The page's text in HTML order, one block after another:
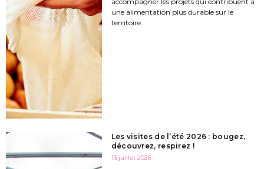
une alimentation plus durable sur le
territoire.
Les visites de l’été 2026 : bougez,
découvrez, respirez !
13 juillet 2026